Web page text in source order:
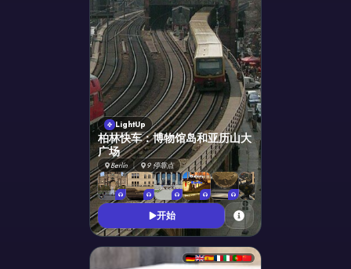
LightUp
柏林快车：博物馆岛和亚历山大
广场
Berlín 9 停靠点
开始